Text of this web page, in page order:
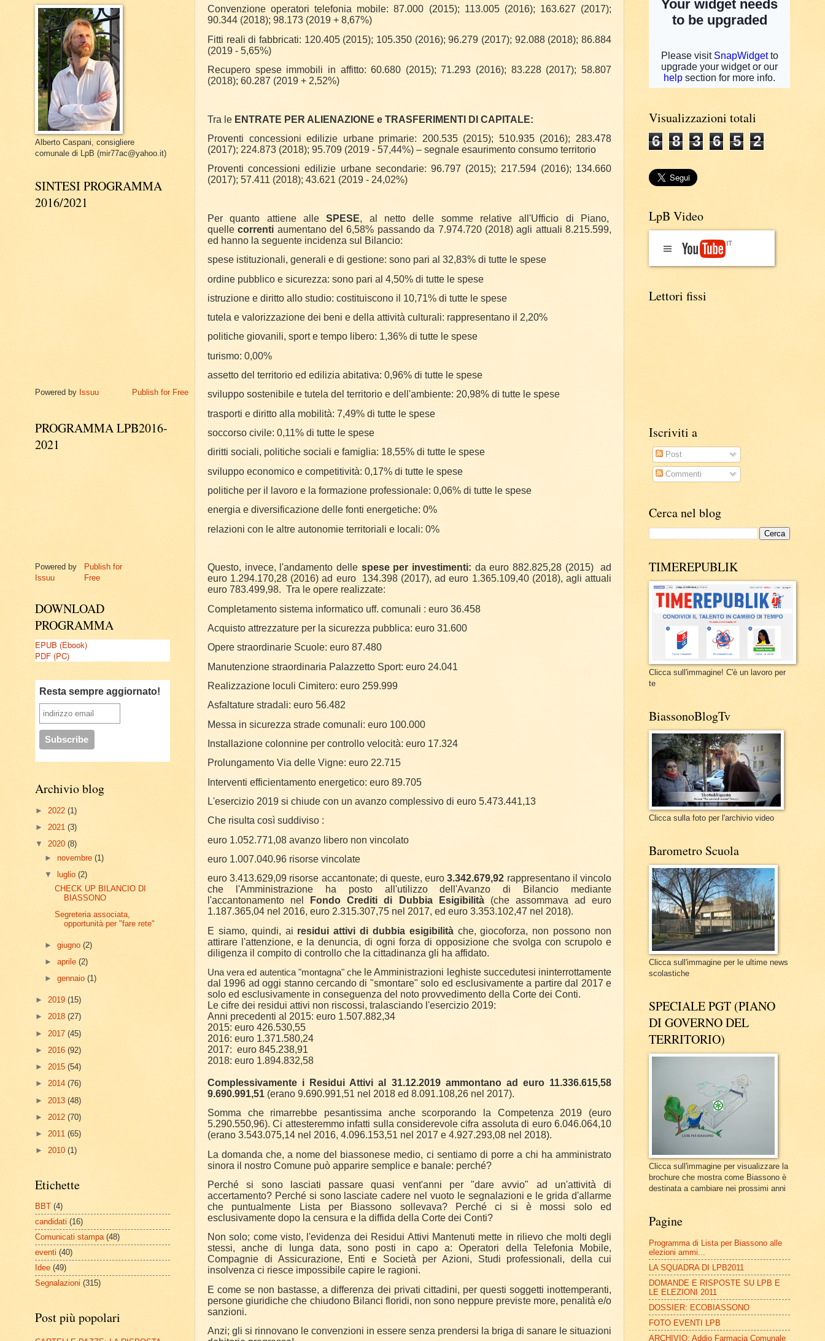
Convenzione operatori telefonia mobile: 87.000 (2015); 113.005 (2016); 163.627 (2017);
90.344 (2018); 98.173 (2019 + 8,67%)
Fitti reali di fabbricati: 120.405 (2015); 105.350 (2016); 96.279 (2017); 92.088 (2018); 86.884
(2019 - 5,65%)
Recupero spese immobili in affitto: 60.680 (2015); 71.293 (2016); 83.228 (2017); 58.807
(2018); 60.287 (2019 + 2,52%)
Tra le ENTRATE PER ALIENAZIONE e TRASFERIMENTI DI CAPITALE:
Proventi concessioni edilizie urbane primarie: 200.535 (2015); 510.935 (2016); 283.478
(2017); 224.873 (2018); 95.709 (2019 - 57,44%) – segnale esaurimento consumo territorio
Proventi concessioni edilizie urbanesecondarie: 96.797 (2015); 217.594 (2016); 134.660
(2017); 57.411 (2018); 43.621 (2019 - 24,02%)
Per quanto attiene alleSPESE, al netto delle somme relative all'Ufficio di Piano,
quellecorrenti aumentano del 6,58% passando da 7.974.720 (2018) agli attuali 8.215.599,
ed hanno la seguente incidenza sul Bilancio:
spese istituzionali, generali e di gestione: sono pari al 32,83% di tutte le spese
ordine pubblico e sicurezza: sono pari al 4,50% di tutte le spese
istruzione e diritto allo studio: costituiscono il 10,71% di tutte le spese
tutela e valorizzazione dei beni e della attività culturali: rappresentano il 2,20%
politiche giovanili, sport e tempo libero: 1,36% di tutte le spese
turismo: 0,00%
assetto del territorio ed edilizia abitativa: 0,96% di tutte le spese
sviluppo sostenibile e tutela del territorio e dell'ambiente: 20,98% di tutte le spese
trasporti e diritto alla mobilità: 7,49% di tutte le spese
soccorso civile: 0,11% di tutte le spese
diritti sociali, politiche sociali e famiglia: 18,55% di tutte le spese
sviluppo economico e competitività: 0,17% di tutte le spese
politiche per il lavoro e la formazione professionale: 0,06% di tutte le spese
energia e diversificazione delle fonti energetiche: 0%
relazioni con le altre autonomie territoriali e locali: 0%
Questo, invece, l'andamento delle spese per investimenti: da euro 882.825,28 (2015) ad
euro 1.294.170,28 (2016) ad euro 134.398 (2017), ad euro 1.365.109,40 (2018), agli attuali
euro 783.499,98. Tra le opere realizzate:
Completamento sistema informatico uff. comunali : euro 36.458
Acquisto attrezzature per la sicurezza pubblica: euro 31.600
Opere straordinarie Scuole: euro 87.480
Manutenzione straordinaria Palazzetto Sport: euro 24.041
Realizzazione loculi Cimitero: euro 259.999
Asfaltature stradali: euro 56.482
Messa in sicurezza strade comunali: euro 100.000
Installazione colonnine per controllo velocità: euro 17.324
Prolungamento Via delle Vigne: euro 22.715
Interventi efficientamento energetico: euro 89.705
L'esercizio 2019 si chiude con un avanzo complessivo di euro 5.473.441,13
Che risulta così suddiviso :
euro 1.052.771,08 avanzo libero non vincolato
euro 1.007.040.96 risorse vincolate
euro 3.413.629,09 risorse accantonate; di queste, euro3.342.679,92 rappresentano il vincolo
che l'Amministrazione ha posto all'utilizzo dell'Avanzo di Bilancio mediante
l'accantonamento nel
Fondo Crediti di Dubbia Esigibilità(che assommava ad euro
1.187.365,04 nel 2016, euro 2.315.307,75 nel 2017, ed euro 3.353.102,47 nel 2018).
E siamo, quindi, ai residui attivi di dubbia esigibilitàche, giocoforza, non possono non
attirare l'attenzione, e la denuncia, di ogni forza di opposizione che svolga con scrupolo e
diligenza il compito di controllo che la cittadinanza gli ha affidato.
Una vera ed autentica "montagna" che le Amministrazioni leghiste succedutesi ininterrottamente
dal 1996 ad oggi stanno cercando di "smontare" solo ed esclusivamente a partire dal 2017 e
solo ed esclusivamente in conseguenza del noto provvedimento della Corte dei Conti.
Le cifre dei residui attivi non riscossi, tralasciando l'esercizio 2019:
Anni precedenti al 2015: euro 1.507.882,34
2015: euro 426.530,55
2016: euro 1.371.580,24
2017: euro 845.238,91
2018: euro 1.894.832,58
Complessivamente i Residui Attivi al 31.12.2019 ammontano ad euro 11.336.615,58
9.690.991,51 (erano 9.690.991,51 nel 2018 ed 8.091.108,26 nel 2017).
Somma che rimarrebbe pesantissima anche scorporando la Competenza 2019 (euro
5.290.550,96). Ci attesteremmo infatti sulla considerevole cifra assoluta di euro 6.046.064,10
(erano 3.543.075,14 nel 2016, 4.096.153,51 nel 2017 e 4.927.293,08 nel 2018).
La domanda che, a nome del biassonese medio, ci sentiamo di porre a chi ha amministrato
sinora il nostro Comune può apparire semplice e banale: perché?
Perché si sono lasciati passare quasi vent'anni per "dare avvio" ad un'attività di
accertamento? Perché si sono lasciate cadere nel vuoto le segnalazioni e le grida d'allarme
che puntualmente Lista per Biassono sollevava? Perché ci si è mossi solo ed
esclusivamente dopo la censura e la diffida della Corte dei Conti?
Non solo; come visto, l'evidenza dei Residui Attivi Mantenuti mette in rilievo che molti degli
stessi, anche di lunga data, sono posti in capo a: Operatori della Telefonia Mobile,
Compagnie di Assicurazione, Enti e Società per Azioni, Studi professionali, della cui
insolvenza ci riesce impossibile capire le ragioni.
E come se non bastasse, a differenza dei privati cittadini, per questi soggetti inottemperanti,
persone giuridiche che chiudono Bilanci floridi, non sono neppure previste more, penalità e/o
sanzioni.
Anzi; gli si rinnovano le convenzioni in essere senza prendersi la briga di sanare le situazioni
Alberto Caspani, consigliere
comunale di LpB (mir77ac@yahoo.it)
SINTESI PROGRAMMA
2016/2021
Powered by Issuu Publish for Free
PROGRAMMA LPB2016-
2021
Powered by
Issuu
Publish for
Free
DOWNLOAD
PROGRAMMA
EPUB (Ebook)
PDF (PC)
Resta sempre aggiornato!
Archivio blog
► 2022 (1)
► 2021 (3)
▼ 2020 (8)
►novembre(1)
▼
luglio(2)
CHECK UP BILANCIO DI
BIASSONO
Segreteria associata,
opportunità per "fare rete"
►giugno(2)
►aprile(2)
►gennaio(1)
► 2019 (15)
► 2018 (27)
► 2017 (45)
► 2016 (92)
► 2015 (54)
► 2014 (76)
► 2013 (48)
► 2012 (70)
► 2011 (65)
► 2010 (1)
Etichette
BBT (4)
candidati (16)
Comunicati stampa (48)
eventi (40)
Idee (49)
Segnalazioni (315)
Post più popolari
Visualizzazioni totali
6
8 3 6 5 2
LpB Video
Lettori fissi
Iscriviti a
Post
Commenti
Cerca nel blog
TIMEREPUBLIK
Clicca sull'immagine! C'è un lavoro per
te
BiassonoBlogTv
Clicca sulla foto per l'archivio video
Barometro Scuola
Clicca sull'immagine per le ultime news
scolastiche
SPECIALE PGT (PIANO
DI GOVERNO DEL
TERRITORIO)
Clicca sull'immagine per visualizzare la
brochure che mostra come Biassono è
destinata a cambiare nei prossimi anni
Pagine
Programma di Lista per Biassono alle
elezioni ammi...
LA SQUADRA DI LPB2011
DOMANDE E RISPOSTE SU LPB E
LE ELEZIONI 2011
DOSSIER: ECOBIASSONO
FOTO EVENTI LPB
ARCHIVIO: Addio Farmacia Comunale